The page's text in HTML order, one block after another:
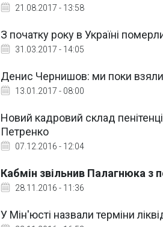
21.08.2017 - 13:58
З початку року в Україні
31.03.2017 - 14:05
Денис Чернишов: ми поки взяли
13.01.2017 - 08:00
Новий кадровий склад
Петренко
07.12.2016 - 12:04
Кабмін звільнив Палагнюка з
28.11.2016 - 11:36
У Мін'юсті назвали терміни